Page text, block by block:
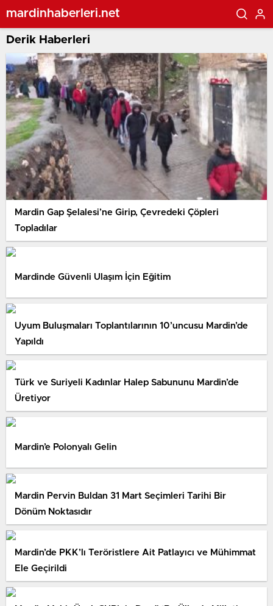
mardinhaberleri.net
Derik Haberleri
Mardin Gap Şelalesi’ne Girip, Çevredeki Çöpleri
Topladılar
Mardinde Güvenli Ulaşım İçin Eğitim
Uyum Buluşmaları Toplantılarının 10’uncusu Mardin’de
Yapıldı
Türk ve Suriyeli Kadınlar Halep Sabununu Mardin’de
Üretiyor
Mardin’e Polonyalı Gelin
Mardin Pervin Buldan 31 Mart Seçimleri Tarihi Bir
Dönüm Noktasıdır
Mardin’de PKK’lı Teröristlere Ait Patlayıcı ve Mühimmat
Ele Geçirildi